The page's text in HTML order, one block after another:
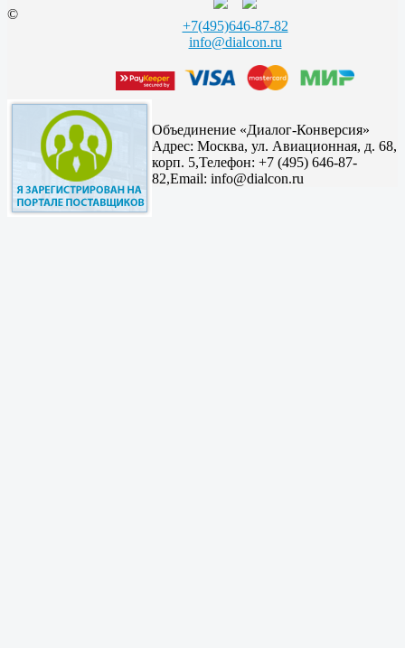
+7(495)646-87-82
info@dialcon.ru
©
Объединение «Диалог-Конверсия»
Адрес: Москва, ул. Авиационная, д. 68,
корп. 5,Телефон: +7 (495) 646-87-
82,Email: info@dialcon.ru